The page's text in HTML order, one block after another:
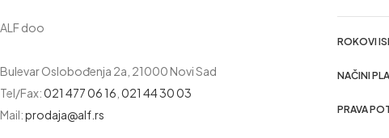
ALF doo
Bulevar Oslobođenja 2a, 21000 Novi Sad
Tel/Fax:021 477 06 16 021 44 30 03
Mail:prodaja@alf.rs
ROKOVI
NAČINI
PRAVA